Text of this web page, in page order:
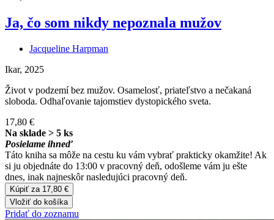
Ja, čo som nikdy nepoznala mužov
Jacqueline Harpman
Ikar, 2025
Život v podzemí bez mužov. Osamelosť, priateľstvo a nečakaná
sloboda. Odhaľovanie tajomstiev dystopického sveta.
17,80 €
Na sklade > 5 ks
Posielame ihneď
Táto kniha sa môže na cestu ku vám vybrať prakticky okamžite! Ak
si ju objednáte do 13:00 v pracovný deň, odošleme vám ju ešte
dnes, inak najneskôr nasledujúci pracovný deň.
Kúpiť za 17,80 €
Vložiť do košíka
Pridať do zoznamu